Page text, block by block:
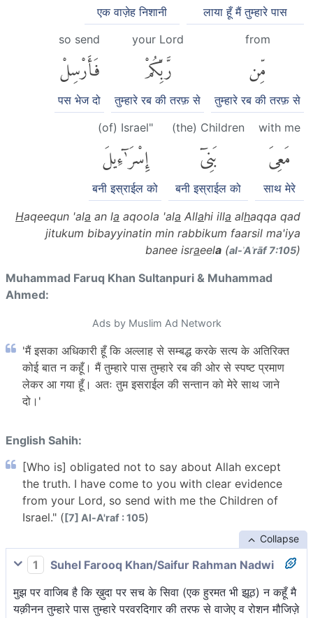
लाया हूँ मैं तुम्हारे पास
एक वाज़ेह निशानी
from
مِّن
तुम्हारे रब की तरफ़ से
your Lord
رَّبِّكُمْ
तुम्हारे रब की तरफ़ से
so send
فَأَرْسِلْ
पस भेज दो
with me
مَعِىَ
साथ मेरे
(the) Children
بَنِىٓ
बनी इस्राईल को
(of) Israel"
إِسْرَٰٓءِيلَ
बनी इस्राईल को
Haqeequn 'ala an la aqoola 'ala Allahi illa alhaqqa qad
jitukum bibayyinatin min rabbikum faarsil ma'iya
banee israeela (al-ʾAʿrāf 7:105)
Muhammad Faruq Khan Sultanpuri & Muhammad
Ahmed:
Ads by Muslim Ad Network
'मैं इसका अधिकारी हूँ कि अल्लाह से सम्बद्ध करके सत्य के अतिरिक्त
कोई बात न कहूँ। मैं तुम्हारे पास तुम्हारे रब की ओर से स्पष्ट प्रमाण
लेकर आ गया हूँ। अतः तुम इसराईल की सन्तान को मेरे साथ जाने
दो।'
English Sahih:
[Who is] obligated not to say about Allah except
the truth. I have come to you with clear evidence
from your Lord, so send with me the Children of
Israel." ([7] Al-A'raf : 105)
Collapse
1
Suhel Farooq Khan/Saifur Rahman Nadwi
मुझ पर वाजिब है कि ख़ुदा पर सच के सिवा (एक हुरमत भी झूठ) न कहूँ मै
यक़ीनन तुम्हारे पास तुम्हारे परवरदिगार की तरफ से वाजेए व रोशन मौजिज़े